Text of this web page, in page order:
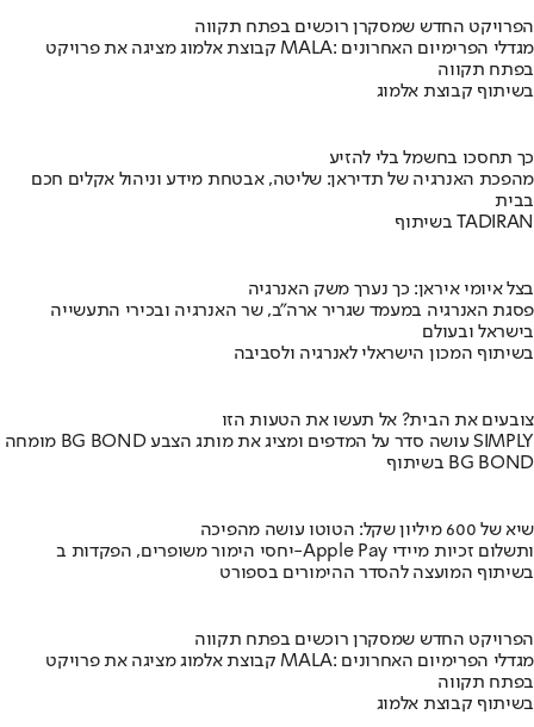
הפרויקט החדש שמסקרן רוכשים בפתח תקווה
קבוצת אלמוג מציגה את פרויקט MALA: מגדלי הפרימיום האחרונים
בפתח תקווה
בשיתוף קבוצת אלמוג
כך תחסכו בחשמל בלי להזיע
מהפכת האנרגיה של תדיראן: שליטה, אבטחת מידע וניהול אקלים חכם
בבית
בשיתוף TADIRAN
בצל איומי איראן: כך נערך משק האנרגיה
פסגת האנרגיה במעמד שגריר ארה"ב, שר האנרגיה ובכירי התעשייה
בישראל ובעולם
בשיתוף המכון הישראלי לאנרגיה ולסביבה
צובעים את הבית? אל תעשו את הטעות הזו
מומחה BG BOND עושה סדר על המדפים ומציג את מותג הצבע SIMPLY
בשיתוף BG BOND
שיא של 600 מיליון שקל: הטוטו עושה מהפיכה
יחסי הימור משופרים, הפקדות ב-Apple Pay ותשלום זכיות מיידי
בשיתוף המועצה להסדר ההימורים בספורט
הפרויקט החדש שמסקרן רוכשים בפתח תקווה
קבוצת אלמוג מציגה את פרויקט MALA: מגדלי הפרימיום האחרונים
בפתח תקווה
בשיתוף קבוצת אלמוג